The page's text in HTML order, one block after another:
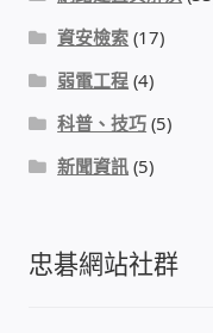
資安檢索 (17)
弱電工程 (4)
科普、技巧 (5)
新聞資訊 (5)
忠碁網站社群